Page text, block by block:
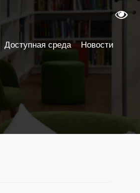
Доступная среда Новости